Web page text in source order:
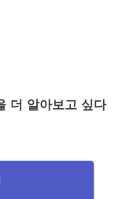
더 알아보고 싶다